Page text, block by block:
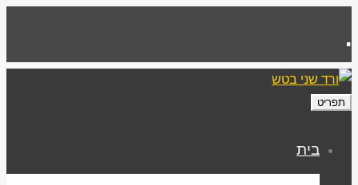
.
תפריט
בית